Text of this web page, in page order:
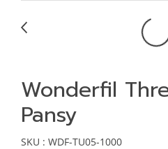
Wonderfil
Pansy
SKU : WDF-TU05-1000